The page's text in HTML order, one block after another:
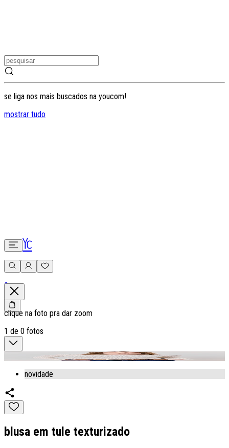
se liga nos mais buscados na youcom!
mostrar tudo
0
clique na foto pra dar zoom
1 de 0 fotos
novidade
blusa em tule texturizado